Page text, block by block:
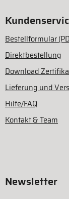
Bestellformular
Direktbestellung
Download
Lieferung und
Hilfe/FAQ
Kontakt & Team
Newsletter